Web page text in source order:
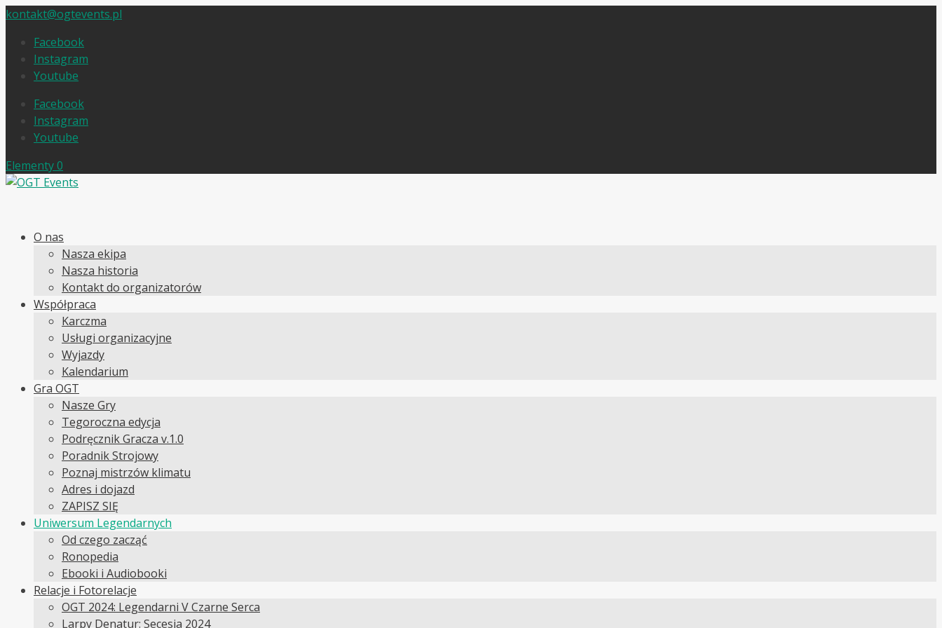
kontakt@ogtevents.pl
Facebook
Instagram
Youtube
Facebook
Instagram
Youtube
Elementy 0
O nas
Nasza ekipa
Nasza historia
Kontakt do organizatorów
Współpraca
Karczma
Usługi organizacyjne
Wyjazdy
Kalendarium
Gra OGT
Nasze Gry
Tegoroczna edycja
Podręcznik Gracza v.1.0
Poradnik Strojowy
Poznaj mistrzów klimatu
Adres i dojazd
ZAPISZ SIĘ
Uniwersum Legendarnych
Od czego zacząć
Ronopedia
Ebooki i Audiobooki
Relacje i Fotorelacje
OGT 2024: Legendarni V Czarne Serca
Larpy Denatur: Secesja 2024